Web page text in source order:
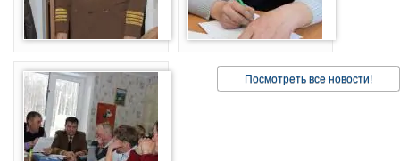
Посмотреть все новости!